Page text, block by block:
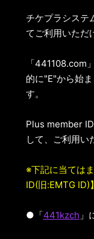
チケプラシステ
てご利用いただ
「441108.com
的に"E"から始
す。
Plus member
して、ご利用い
※下記に当ては
ID(旧:EMTG ID)
●「441kzch 」